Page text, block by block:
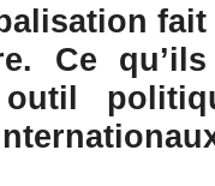
Ce